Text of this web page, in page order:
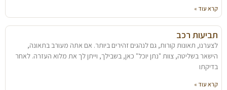
קרא עוד »
תביעות רכב
לצערנו, תאונות קורות, גם לנהגים זהירים ביותר. אם אתה מעורב בתאונה,
הישאר בשליטה, צוות "נתן יוכל" כאן, בשבילך, וייתן לך את מלוא העזרה. לאחר
בדיקתו
קרא עוד »